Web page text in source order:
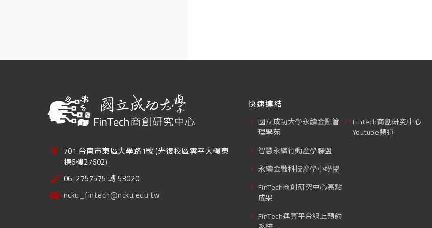
701 台南市東區大學路1號 (光復校區雲平大樓東
棟6樓27602)
06-2757575 轉 53020
ncku_fintech@ncku.edu.tw
快速連結
國立成功大學永續金融管
理學苑
智慧永續行動產學聯盟
永續金融科技產學小聯盟
FinTech商創研究中心亮點
成果
FinTech運算平台線上預約
Fintech商創研究中心
Youtube頻道